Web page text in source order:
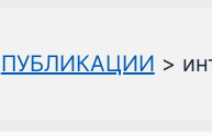
ПУБЛИКАЦИИ